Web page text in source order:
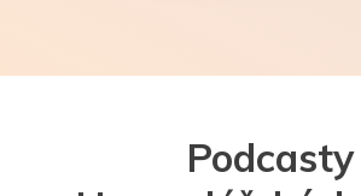
Podcasty